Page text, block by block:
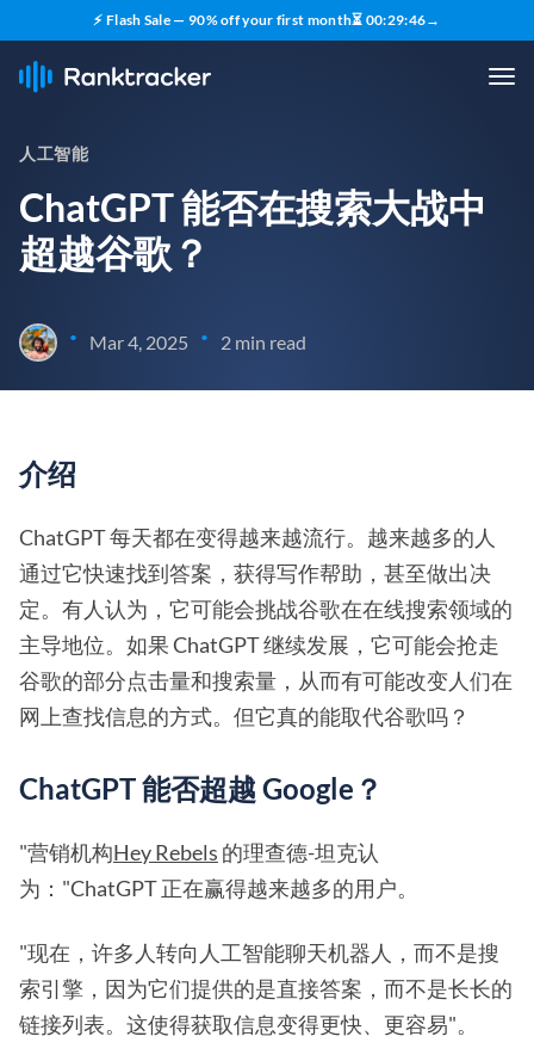
⚡ Flash Sale — 90% off your first month⏳ 00:29:45→
人工智能
ChatGPT 能否在搜索大战中
超越谷歌？
• Mar 4, 2025 • 2 min read
介绍
ChatGPT 每天都在变得越来越流行。越来越多的人
通过它快速找到答案，获得写作帮助，甚至做出决
定。有人认为，它可能会挑战谷歌在在线搜索领域的
主导地位。如果 ChatGPT 继续发展，它可能会抢走
谷歌的部分点击量和搜索量，从而有可能改变人们在
网上查找信息的方式。但它真的能取代谷歌吗？
ChatGPT 能否超越 Google？
"营销机构Hey Rebels 的理查德-坦克认
为："ChatGPT 正在赢得越来越多的用户。
"现在，许多人转向人工智能聊天机器人，而不是搜
索引擎，因为它们提供的是直接答案，而不是长长的
链接列表。这使得获取信息变得更快、更容易"。